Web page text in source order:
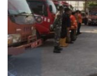
bertahap.
“Juga sebagai
meyakinkan
ungkap Muhammad